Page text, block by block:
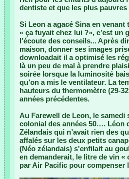
dentiste et que les plus
Si Leon a agacé Sina en
« ça fuyait chez lui ?», c’est un
l’écoute des conseils... Après
maison, donner ses images
downloadait il a optimisé les
là un peu de mal à prendre
soirée lorsque la luminosité
qu’on a mis le ventilateur. La
hauteurs du thermomètre (29-
années précédentes.
Au Farewell de Leon, le
colonial des années 50…. Léon
Zélandais qui n’avait rien des
affalés sur les deux petits
(Néo zélandais) s’enfilait au
en demanderait, le litre de vin
par Air Pacific pour compenser